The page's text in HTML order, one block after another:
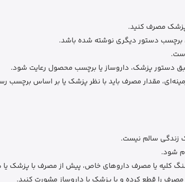
مصرف کنید.
دستور دیگری نوشته شده باشد.
دستور پزشک، داروساز یا برچسب محصول رعایت شود.
زمینه‌ای، مقدار مصرف باید با نظر پزشک یا بر اساس
زندگی سالم نیست.
شود.
کلیه یا مصرف داروهای خاص، پیش از مصرف با پزشک
مصرف را قطع کرده و با پزشک یا داروساز مشورت کنید.